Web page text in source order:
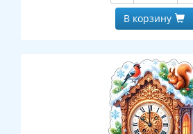
В корзину